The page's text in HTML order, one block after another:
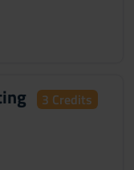
3 Credits